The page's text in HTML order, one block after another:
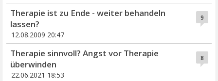
9
Therapie ist zu Ende - weiter behandeln
lassen?
12.08.2009 20:47
8
Therapie sinnvoll? Angst vor Therapie
überwinden
22.06.2021 18:53